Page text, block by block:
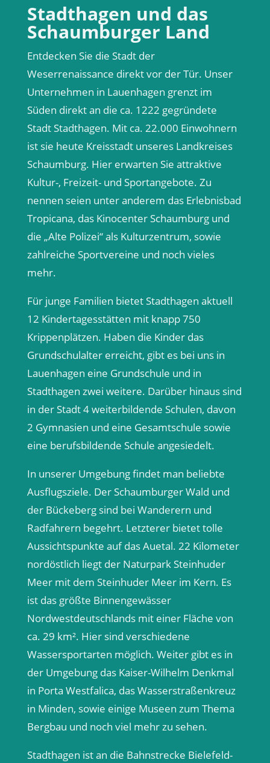
Stadthagen und das
Schaumburger Land
Entdecken Sie die Stadt der
Weserrenaissance direkt vor der Tür. Unser
Unternehmen in Lauenhagen grenzt im
Süden direkt an die ca. 1222 gegründete
Stadt Stadthagen. Mit ca. 22.000 Einwohnern
ist sie heute Kreisstadt unseres Landkreises
Schaumburg. Hier erwarten Sie attraktive
Kultur-, Freizeit- und Sportangebote. Zu
nennen seien unter anderem das Erlebnisbad
Tropicana, das Kinocenter Schaumburg und
die „Alte Polizei“ als Kulturzentrum, sowie
zahlreiche Sportvereine und noch vieles
mehr.
Für junge Familien bietet Stadthagen aktuell
12 Kindertagesstätten mit knapp 750
Krippenplätzen. Haben die Kinder das
Grundschulalter erreicht, gibt es bei uns in
Lauenhagen eine Grundschule und in
Stadthagen zwei weitere. Darüber hinaus sind
in der Stadt 4 weiterbildende Schulen, davon
2 Gymnasien und eine Gesamtschule sowie
eine berufsbildende Schule angesiedelt.
In unserer Umgebung findet man beliebte
Ausflugsziele. Der Schaumburger Wald und
der Bückeberg sind bei Wanderern und
Radfahrern begehrt. Letzterer bietet tolle
Aussichtspunkte auf das Auetal. 22 Kilometer
nordöstlich liegt der Naturpark Steinhuder
Meer mit dem Steinhuder Meer im Kern. Es
ist das größte Binnengewässer
Nordwestdeutschlands mit einer Fläche von
ca. 29 km². Hier sind verschiedene
Wassersportarten möglich. Weiter gibt es in
der Umgebung das Kaiser-Wilhelm Denkmal
in Porta Westfalica, das Wasserstraßenkreuz
in Minden, sowie einige Museen zum Thema
Bergbau und noch viel mehr zu sehen.
Stadthagen ist an die Bahnstrecke Bielefeld-